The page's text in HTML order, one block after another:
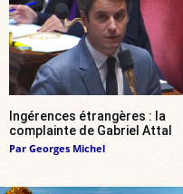
Ingérences étrangères : la
complainte de Gabriel Attal
Par Georges Michel